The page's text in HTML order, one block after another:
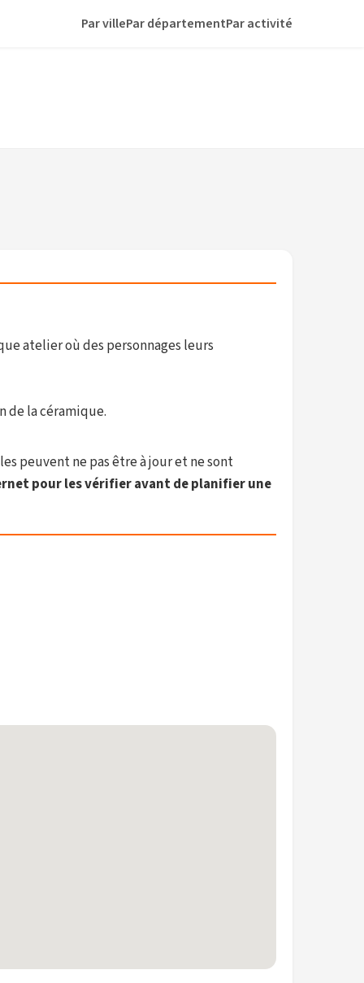
Par villePar départementPar activité
atelier où des personnages leurs
de la céramique.
peuvent ne pas être à jour et ne sont
pour les vérifier avant de planifier une